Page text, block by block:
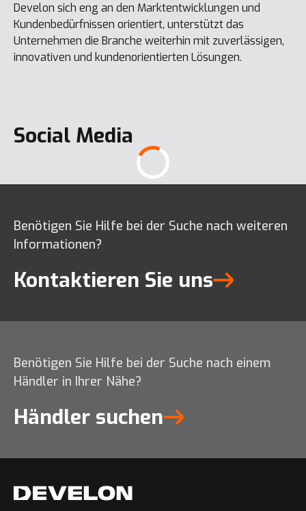
Develon sich eng an den Marktentwicklungen und
Kundenbedürfnissen orientiert, unterstützt das
Unternehmen die Branche weiterhin mit zuverlässigen,
innovativen und kundenorientierten Lösungen.
Social Media
Benötigen Sie Hilfe bei der Suche nach weiteren
Informationen?
Kontaktieren Sie uns
Benötigen Sie Hilfe bei der Suche nach einem
Händler in Ihrer Nähe?
Händler suchen